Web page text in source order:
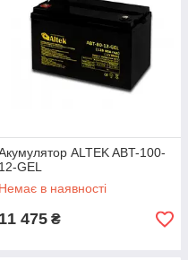
ALTEK ABT-100-
12-GEL
Немає в наявності
11 475 ₴